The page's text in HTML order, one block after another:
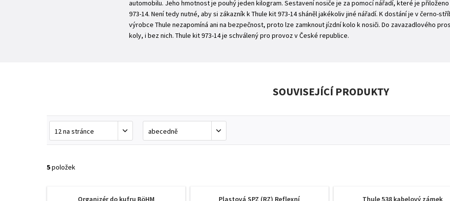
automobilu. Jeho hmotnost je pouhý jeden kilogram. Sestavení nosiče je za pomocí nářadí, které je
973-14. Není tedy nutné, aby si zákazník k Thule kit 973-14 sháněl jakékoliv jiné nářadí. K dostání je v černo-
výrobce Thule nezapomíná ani na bezpečnost, proto lze zamknout jízdní kolo k nosiči. Do zavazadlového
koly, i bez nich. Thule kit 973-14 je schválený pro provoz v České republice.
SOUVISEJÍCÍ PRODUKTY
5položek
Organizér do kufru BöHM Plastová SPZ (RZ) Reflexní Thule 538 kabelový zámek